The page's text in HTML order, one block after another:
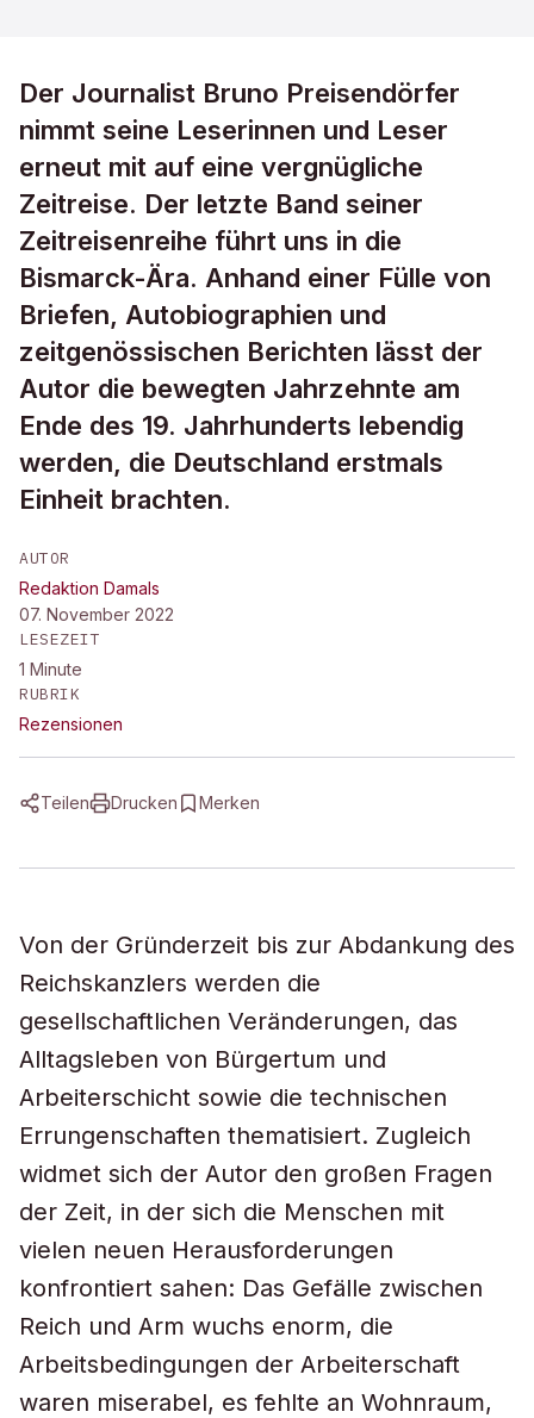
Der Journalist Bruno Preisendörfer
nimmt seine Leserinnen und Leser
erneut mit auf eine vergnügliche
Zeitreise. Der letzte Band seiner
Zeitreisenreihe führt uns in die
Bismarck-Ära. Anhand einer Fülle von
Briefen, Autobiographien und
zeitgenössischen Berichten lässt der
Autor die bewegten Jahrzehnte am
Ende des 19. Jahrhunderts lebendig
werden, die Deutschland erstmals
Einheit brachten.
AUTOR
Redaktion Damals
07. November 2022
LESEZEIT
1 Minute
RUBRIK
Rezensionen
Teilen Drucken Merken
Von der Gründerzeit bis zur Abdankung des
Reichskanzlers werden die
gesellschaftlichen Veränderungen, das
Alltagsleben von Bürgertum und
Arbeiterschicht sowie die technischen
Errungenschaften thematisiert. Zugleich
widmet sich der Autor den großen Fragen
der Zeit, in der sich die Menschen mit
vielen neuen Herausforderungen
konfrontiert sahen: Das Gefälle zwischen
Reich und Arm wuchs enorm, die
Arbeitsbedingungen der Arbeiterschaft
waren miserabel, es fehlte an Wohnraum,